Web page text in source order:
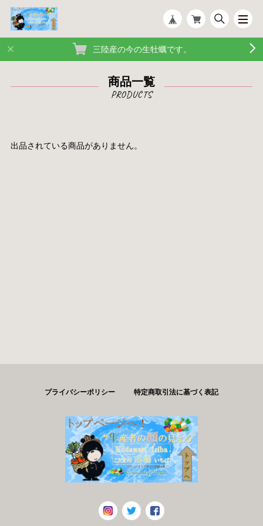
三陸産の今の生牡蠣です。
商品一覧
出品されている商品がありません。
プライバシーポリシー 特定商取引法に基づく表記